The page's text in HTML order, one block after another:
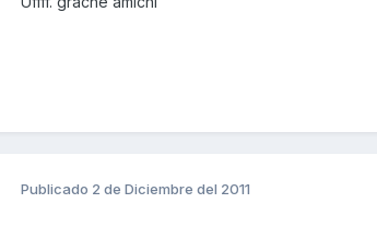
Publicado 2 de Diciembre del 2011